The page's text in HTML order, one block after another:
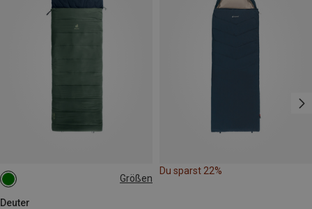
Größen
Deuter
MAX. 200CM | RIGHT
MAX. 200CM | LEFT
Du sparst 22%